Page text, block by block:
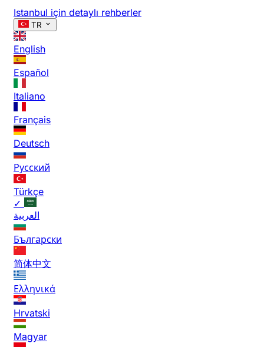
Istanbul için detaylı rehberler
TR
English
Español
Italiano
Français
Deutsch
Русский
Türkçe
✓
العربية
Български
简体中文
Ελληνικά
Hrvatski
Magyar